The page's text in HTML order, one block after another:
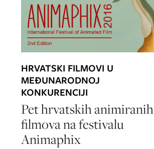
HRVATSKI FILMOVI U
MEĐUNARODNOJ
KONKURENCIJI
Pet hrvatskih animiranih
filmova na festivalu
Animaphix